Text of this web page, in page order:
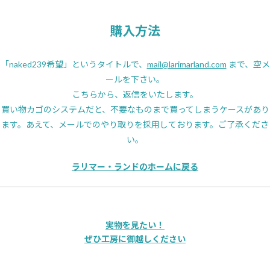
購入方法
「naked239希望」というタイトルで、 mail@larimarland.com まで、空メ
ールを下さい。
こちらから、返信をいたします。
買い物カゴのシステムだと、不要なものまで買ってしまうケースがあり
ます。あえて、メールでのやり取りを採用しております。ご了承くださ
い。
ラリマー・ランドのホームに戻る
実物を見たい！
ぜひ工房に御越しください